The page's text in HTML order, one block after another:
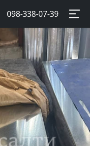
098-338-07-39